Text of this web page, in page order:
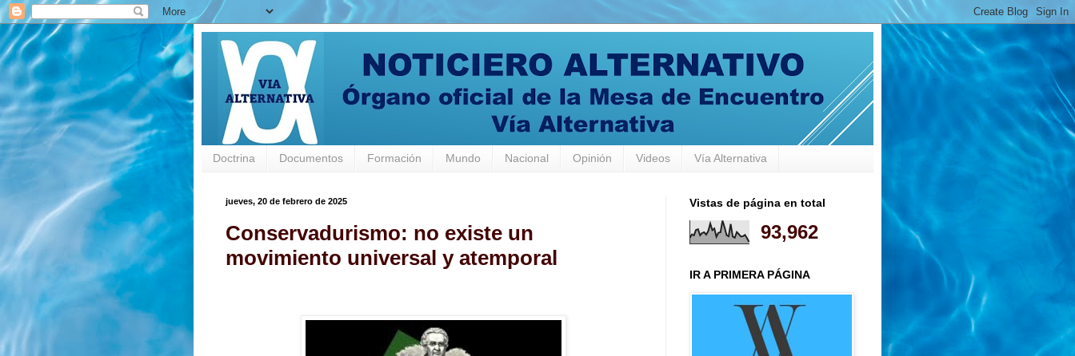
Doctrina Documentos Formación Mundo Nacional Opinión Videos Vía Alternativa
jueves, 20 de febrero de 2025
Conservadurismo: no existe un
movimiento universal y atemporal
Vistas de página en total
93,962
IR A PRIMERA PÁGINA